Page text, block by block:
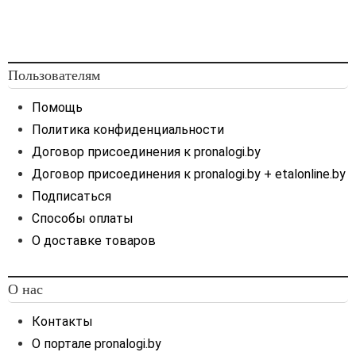
Пользователям
Помощь
Политика конфиденциальности
Договор присоединения к pronalogi.by
Договор присоединения к pronalogi.by + etalonline.by
Подписаться
Способы оплаты
О доставке товаров
О нас
Контакты
О портале pronalogi.by